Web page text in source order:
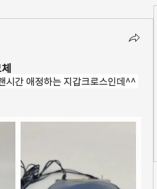
시간 애정하는 지갑크로스인데^^